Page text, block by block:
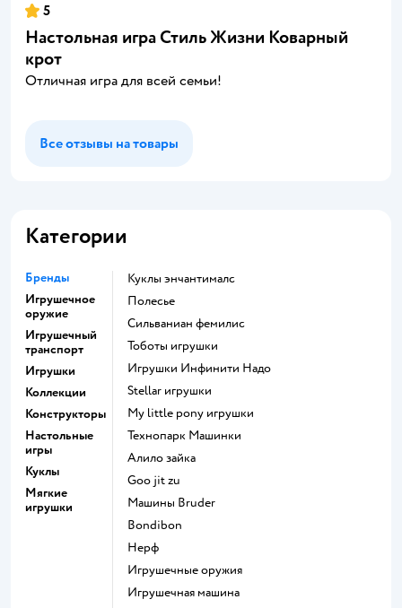
5
Настольная игра Стиль Жизни Коварный
крот
Отличная игра для всей семьи!
Все отзывы на товары
Категории
Бренды
Игрушечное
оружие
Игрушечный
транспорт
Игрушки
Коллекции
Конструкторы
Настольные
игры
Куклы
Мягкие
игрушки
Куклы энчантималс
Полесье
Сильваниан фемилис
Тоботы игрушки
Игрушки Инфинити Надо
Stellar игрушки
my little pony игрушки
Технопарк Машинки
Алило зайка
Goo jit zu
Машины Bruder
Bondibon
Нерф
Игрушечные оружия
Игрушечная машина